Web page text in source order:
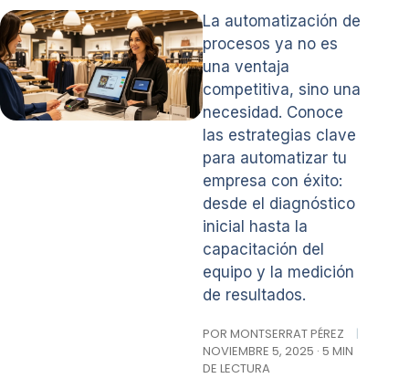
La automatización de
procesos ya no es
una ventaja
competitiva, sino una
necesidad. Conoce
las estrategias clave
para automatizar tu
empresa con éxito:
desde el diagnóstico
inicial hasta la
capacitación del
equipo y la medición
de resultados.
POR MONTSERRAT PÉREZ
|
NOVIEMBRE 5, 2025 · 5 MIN
DE LECTURA